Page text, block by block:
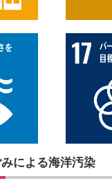
による海洋汚染